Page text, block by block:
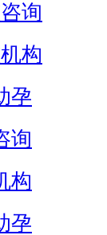
询
构
孕
询
构
孕